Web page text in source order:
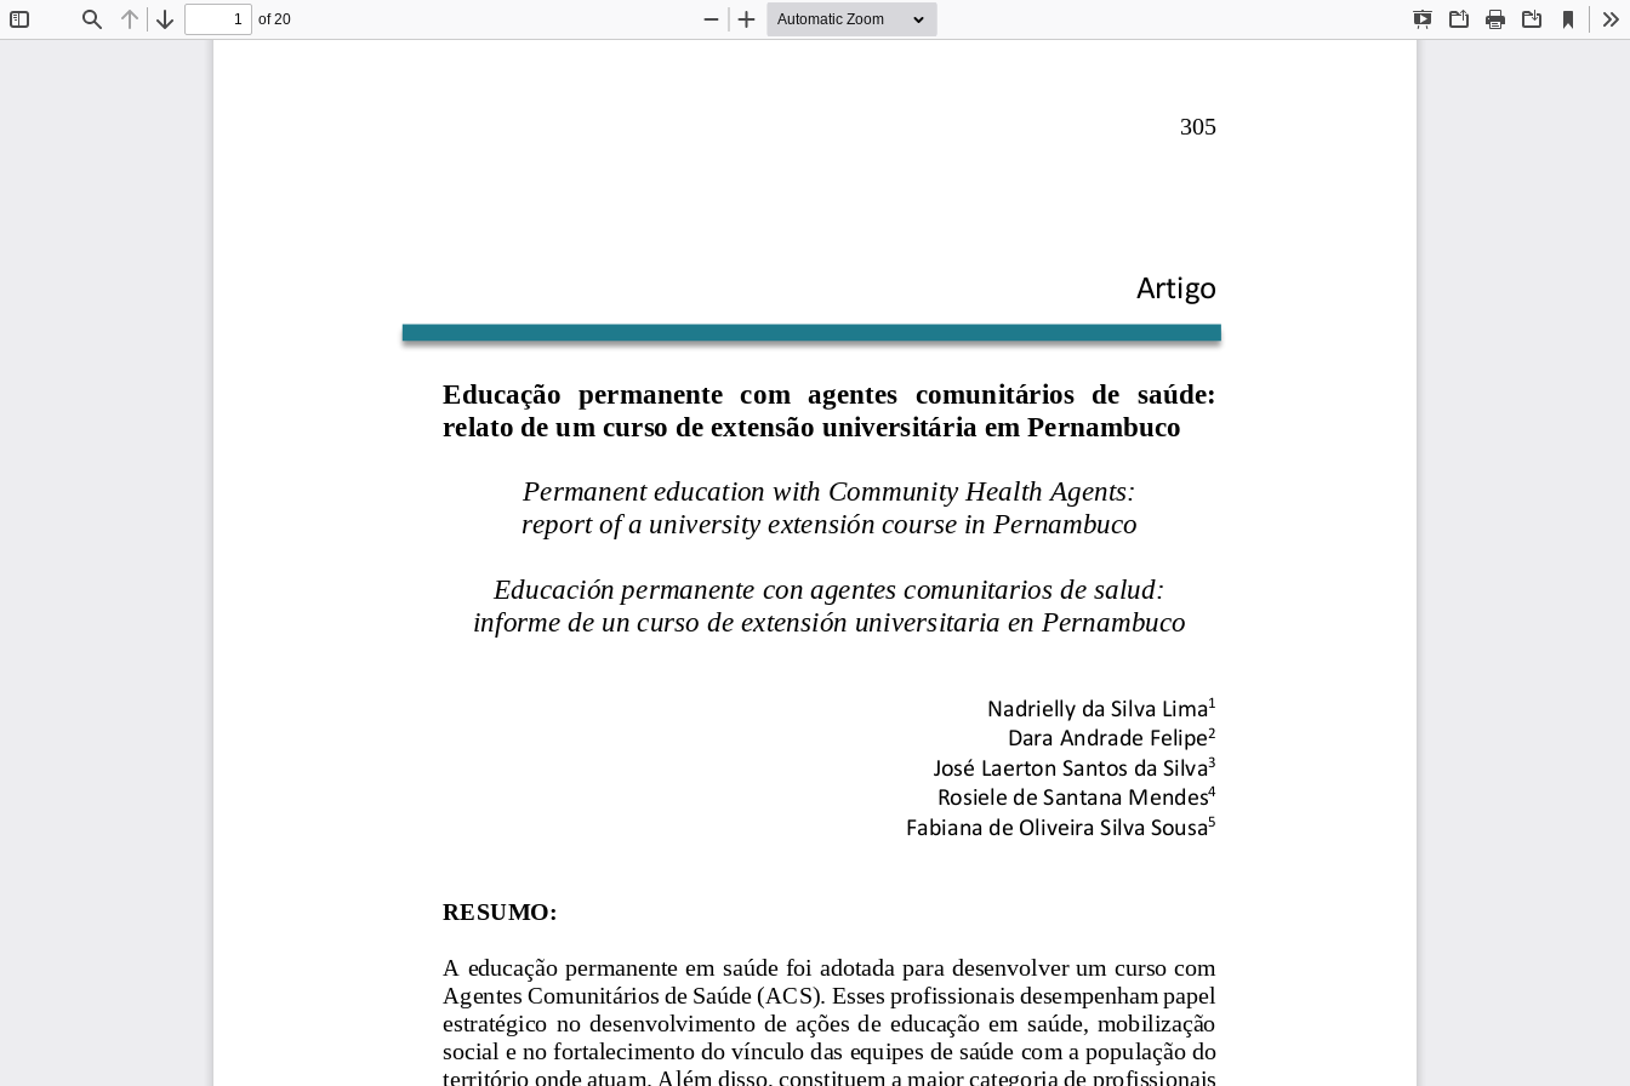
Find Previous
Next
of 20
Presentation
OpenPrint Download
Current
View
Zoom
Zoom
305
Artigo
Educação  permanente  com agentes  comunitários  de  saúde:
relato de um curso de extensão universitária em Pernambuco
Permanent education with Community Health Agents:
report of a university extensión course in Pernambuco
Educación permanente con agentes comunitarios de salud:
informe de un curso de extensión universitaria en Pernambuco
Nadrielly da Silva Lima1
Dara Andrade Felipe2
José Laerton Santos da Silva3
Rosiele de Santana Mendes4
Fabiana de Oliveira Silva Sousa5
RESUMO:
A educação permanente em saúde foi adotada para desenvolver um curso com
Agentes Comunitários de Saúde (ACS). Esses profissionais desempenham papel
estratégico  no  desenvolvimento  de  ações  de  educação  em  saúde,  mobilização
social e no fortalecimento do vínculo das equipes de saúde com a população do
território onde atuam. Além disso, constituem a maior categoria de profissionais